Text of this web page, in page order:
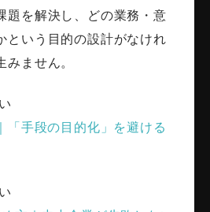
題を解決し、どの業務・意
という目的の設計がなけれ
みません。
「手段の目的化」を避ける